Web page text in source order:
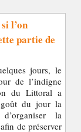
l’on
partie de
jours, le
de l’indigne
du Littoral a
du jour la
d’organiser la
de préserver